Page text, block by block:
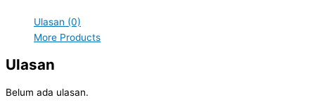
Ulasan (0)
More Products
Ulasan
Belum ada ulasan.